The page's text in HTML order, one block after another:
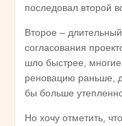
последовал второй
Второе –
согласования
шло быстрее,
реновацию раньше,
бы больше
Но хочу отметить,